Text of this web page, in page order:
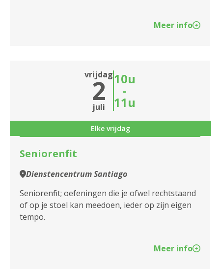
Meer info
vrijdag
2
juli
10u
-
11u
Elke vrijdag
Seniorenfit
Dienstencentrum Santiago
Seniorenfit; oefeningen die je ofwel rechtstaand
of op je stoel kan meedoen, ieder op zijn eigen
tempo.
Meer info